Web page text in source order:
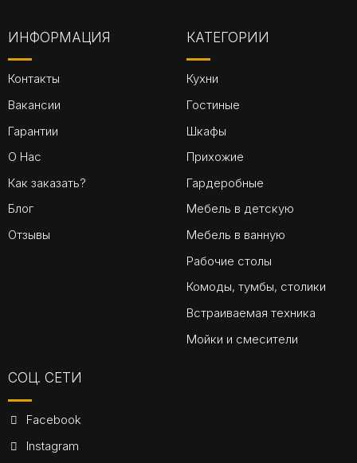
ИНФОРМАЦИЯ
Контакты
Вакансии
Гарантии
О Нас
Как заказать?
Блог
Отзывы
КАТЕГОРИИ
Кухни
Гостиные
Шкафы
Прихожие
Гардеробные
Мебель в детскую
Мебель в ванную
Рабочие столы
Комоды, тумбы, столики
Встраиваемая техника
Мойки и смесители
СОЦ. СЕТИ
Facebook
Instagram